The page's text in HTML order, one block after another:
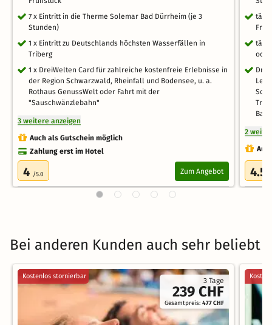
7 x Eintritt in die Therme Solemar Bad Dürrheim (je 3
Stunden)
1 x Eintritt zu Deutschlands höchsten Wasserfällen in
Triberg
1 x DreiWelten Card für zahlreiche kostenfreie Erlebnisse in
der Region Schwarzwald, Rheinfall und Bodensee, u. a.
Rothaus GenussWelt oder Fahrt mit der
"Sauschwänzlebahn"
3 weitere anzeigen
Auch als Gutschein möglich
Zahlung erst im Hotel
4 /5.0 Zum Angebot
Bad
2
4.5
Bei anderen Kunden auch sehr beliebt
3 Tage
239 CHF
Gesamtpreis:477 CHF
Kostenlos stornierbar